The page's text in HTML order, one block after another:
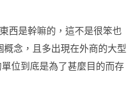
西是幹嘛的，這不是很笨也
念，且多出現在外商的大型
位到底是為了甚麼目的而存